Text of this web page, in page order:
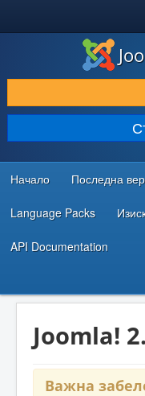
ИЗТЕГЛЯНЕ &
ОТКРИВАЙТЕ & УЧЕТЕ
ОБЩНОСТ & ПОДДРЪЖКА
РЕСУРСИ ЗА РАЗРАБОТКА
Начало Последна
Language Packs
API Documentation
Joomla!
Важна